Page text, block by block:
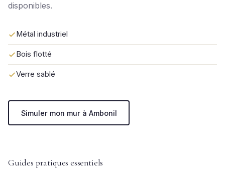
disponibles.
Métal industriel
Bois flotté
Verre sablé
Simuler mon mur à Ambonil
Guides pratiques essentiels